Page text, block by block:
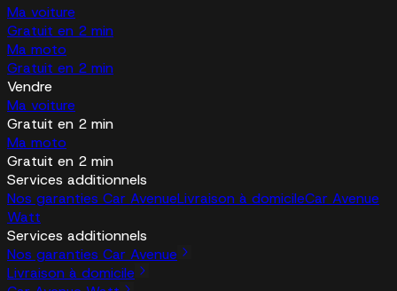
Ma voiture
Gratuit en 2 min
Ma moto
Gratuit en 2 min
Vendre
Ma voiture
Gratuit en 2 min
Ma moto
Gratuit en 2 min
Services additionnels
Nos garanties Car AvenueLivraison à domicileCar Avenue
Watt
Services additionnels
Nos garanties Car Avenue
Livraison à domicile